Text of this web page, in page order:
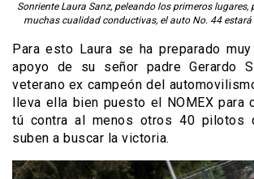
Sonriente Laura Sanz, peleando los primeros
muchas cualidad conductivas, el auto No. 44 estará
Para esto Laura se ha preparado
apoyo de su señor padre Gerardo
veterano ex campeón del
lleva ella bien puesto el NOMEX para
tú contra al menos otros 40 pilotos
suben a buscar la victoria.